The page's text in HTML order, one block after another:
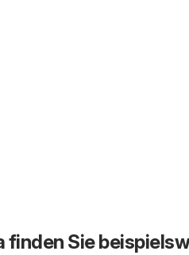
finden Sie